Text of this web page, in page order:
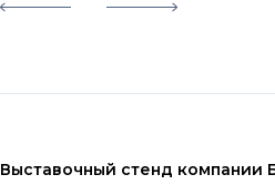
Выставочный стенд компании